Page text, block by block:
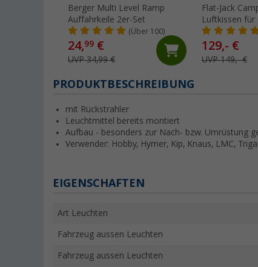
Berger Multi Level Ramp
Auffahrkeile 2er-Set
(Über 100)
24,99 €
UVP 34,99 €
Flat-Jack
Luftkissen für
Tonnen & bis
Reifenbreite
129,- €
UVP 149,- €
PRODUKTBESCHREIBUNG
mit Rückstrahler
Leuchtmittel bereits montiert
Aufbau - besonders zur Nach- bzw. Umrüstung
Verwender: Hobby, Hymer, Kip, Knaus, LMC,
EIGENSCHAFTEN
Art Leuchten
Fahrzeug aussen Leuchten
Fahrzeug aussen Leuchten